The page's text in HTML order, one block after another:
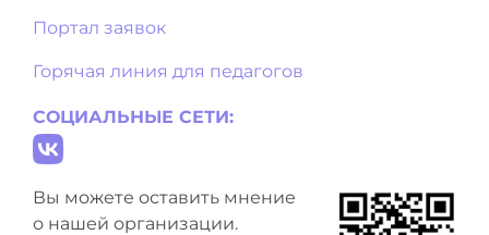
Портал заявок
Горячая линия для педагогов
СОЦИАЛЬНЫЕ СЕТИ:
Вы можете оставить мнение
о нашей организации.